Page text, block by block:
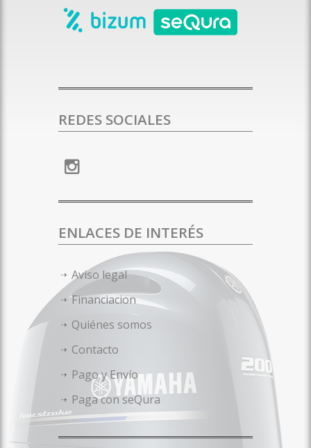
REDES SOCIALES
ENLACES DE INTERÉS
Aviso legal
Financiacion
Quiénes somos
Contacto
Pago y Envío
Paga con seQura